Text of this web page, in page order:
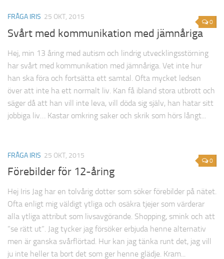
0
FRÅGA IRIS 25 OKT, 2015
Svårt med kommunikation med jämnåriga
Hej, min 13 åring med autism och lindrig utvecklingsstörning
har svårt med kommunikation med jämnåriga. Vet inte hur
han ska föra och fortsätta ett samtal. Ofta mycket ledsen
över att inte ha ett normalt liv. Kan få ibland stora utbrott och
säger då att han vill inte leva, vill döda sig själv, han hatar sitt
jobbiga liv… Kastar omkring saker och skrik som hörs långt...
0
FRÅGA IRIS 25 OKT, 2015
Förebilder för 12-åring
Hej Iris Jag har en tolvårig dotter som söker förebilder på nätet.
Ofta enligt mig väldigt ytliga och osäkra tjejer som värderar
alla ytliga attribut som livsavgörande. Shopping, smink och att
”se rätt ut”. Jag tycker jag försöker erbjuda henne alternativ
men är ganska svårflörtad. Hur kan jag tänka runt det, jag vill
ju inte heller ta bort det som ger henne glädje. Kram...